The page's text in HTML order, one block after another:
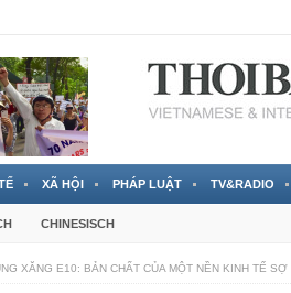
XÃ HỘI PHÁP LUẬT TV&RADIO
CHINESISCH
XĂNG E10: BẢN CHẤT CỦA MỘT NỀN KINH TẾ SỢ